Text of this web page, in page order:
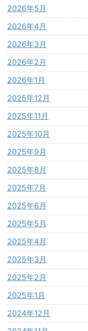
2026年5月
2026年4月
2026年3月
2026年2月
2026年1月
2025年12月
2025年11月
2025年10月
2025年9月
2025年8月
2025年7月
2025年6月
2025年5月
2025年4月
2025年3月
2025年2月
2025年1月
2024年12月